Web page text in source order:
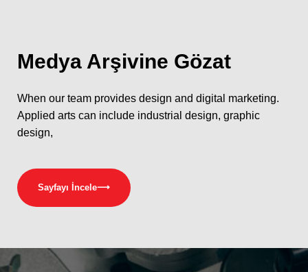
Medya Arşivine Gözat
When our team provides design and digital marketing.
Applied arts can include industrial design, graphic
design,
Sayfayı İncele⟶